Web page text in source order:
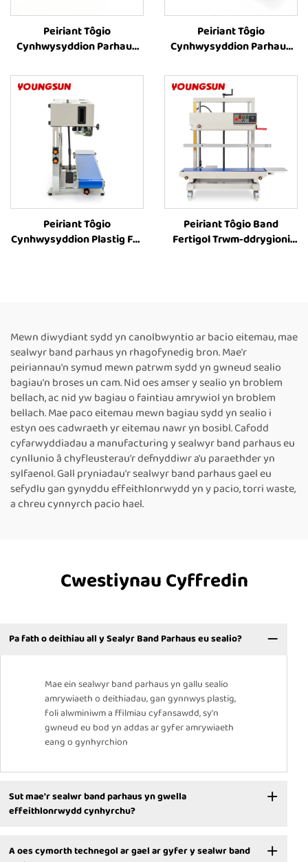
Peiriant Tôgio
Cynhwysyddion Parhaus
Caled, Cynhwysyddion
Plastig, Cynhwysyddion
Folia Alwminiwm,
Cynhwysyddion Papur
Kraft, Peiriant Tôgio Band
Llorweddol
Peiriant Tôgio
Cynhwysyddion Parhaus
Caled o Wraidd Arian,
Cynhwysyddion Plastig,
Cynhwysyddion Folia
Alwminiwm,
Cynhwysyddion Papur
Kraft, Peiriant Tôgio Band
Llorweddol
Peiriant Tôgio
Cynhwysyddion Plastig FR-
Peiriant Tôgio Band
Fertigol Trwm-ddrygioni
Peiriannau Tôgio Thermol
Arweiniol ar gyfer Pecynu
Bwyd
Mewn diwydiant sydd yn canolbwyntio ar bacio eitemau, mae
sealwyr band parhaus yn rhagofynedig bron. Mae'r
peiriannau'n symud mewn patrwm sydd yn gwneud sealio
bagiau'n broses un cam. Nid oes amser y sealio yn broblem
bellach, ac nid yw bagiau o faintiau amrywiol yn broblem
bellach. Mae paco eitemau mewn bagiau sydd yn sealio i
estyn oes cadwraeth yr eitemau nawr yn bosibl. Cafodd
cyfarwyddiadau a manufacturing y sealwyr band parhaus eu
cynllunio â chyfleusterau'r defnyddiwr a'u paraethder yn
sylfaenol. Gall pryniadau'r sealwyr band parhaus gael eu
sefydlu gan gynyddu effeithlonrwydd yn y pacio, torri waste,
a chreu cynnyrch pacio hael.
Cwestiynau Cyffredin
Pa fath o deithiau all y Sealyr Band Parhaus eu sealio?
Mae ein sealwyr band parhaus yn gallu sealio
amrywiaeth o deithiadau, gan gynnwys plastig,
foli alwminiwm a ffilmiau cyfansawdd, sy'n
gwneud eu bod yn addas ar gyfer amrywiaeth
eang o gynhyrchion
Sut mae'r sealwr band parhaus yn gwella
effeithlonrwydd cynhyrchu?
A oes cymorth technegol ar gael ar gyfer y sealwr band